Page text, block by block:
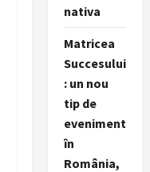
nativa
Matricea
Succesului
: un nou
tip de
eveniment
în
România,